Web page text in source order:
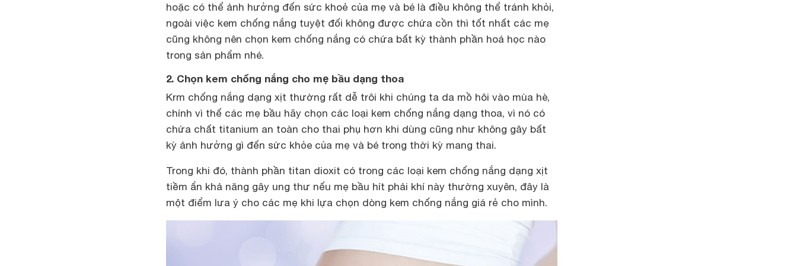
hoặc có thể ảnh hưởng đến sức khoẻ của mẹ và bé là điều không thể tránh khỏi,
ngoài việc kem chống nắng tuyệt đối không được chứa cồn thì tốt nhất các mẹ
cũng không nên chọn kem chống nắng có chứa bất kỳ thành phần hoá học nào
trong sản phẩm nhé.
2. Chọn kem chống nắng cho mẹ bầu dạng thoa
Krm chống nắng dạng xịt thường rất dễ trôi khi chúng ta da mồ hôi vào mùa hè,
chính vì thế các mẹ bầu hãy chọn các loại kem chống nắng dạng thoa, vì nó có
chứa chất titanium an toàn cho thai phụ hơn khi dùng cũng như không gây bất
kỳ ảnh hưởng gì đến sức khỏe của mẹ và bé trong thời kỳ mang thai.
Trong khi đó, thành phần titan dioxit có trong các loại kem chống nắng dạng xịt
tiềm ẩn khả năng gây ung thư nếu mẹ bầu hít phải khí này thường xuyên, đây là
một điểm lưa ý cho các mẹ khi lựa chọn dòng kem chống nắng giá rẻ cho mình.